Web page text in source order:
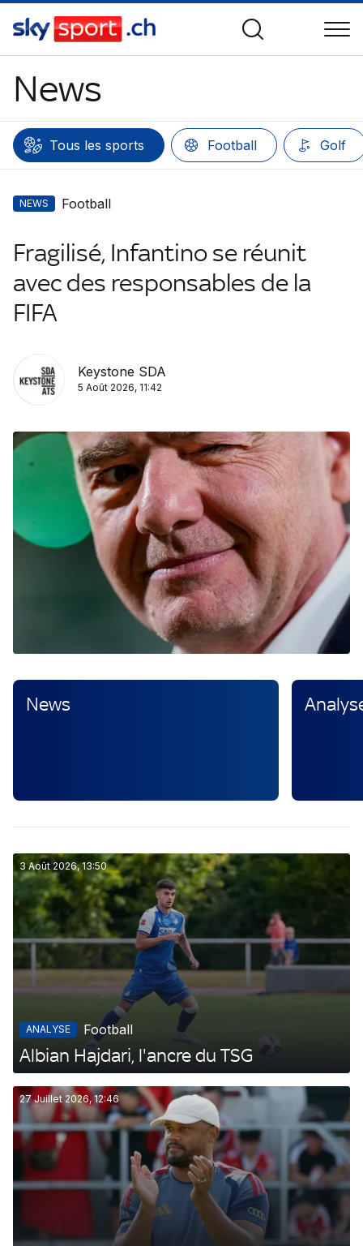
News
Tous les sports Football Golf
NEWS Football
Fragilisé, Infantino se réunit
avec des responsables de la
FIFA
Keystone SDA
5 Août 2026, 11:42
News
3 Août 2026, 13:50
ANALYSE Football
Albian Hajdari, l'ancre du TSG
27 Juillet 2026, 12:46